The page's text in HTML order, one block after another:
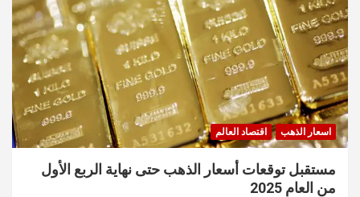
اسعار الذهب اقتصاد العالم
مستقبل توقعات أسعار الذهب حتى نهاية الربع الأول
من العام 2025